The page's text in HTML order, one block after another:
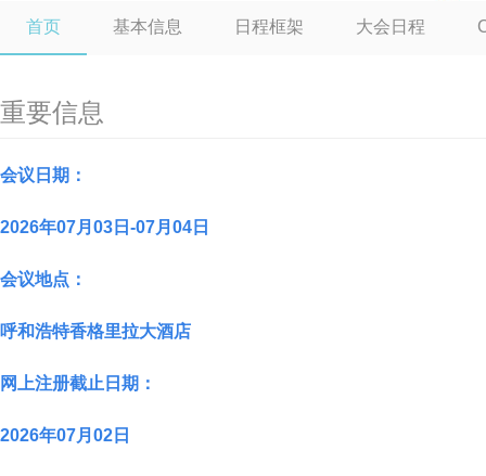
首页 基本信息 日程框架 大会日程
重要信息
会议日期 ：
2026年07月03日-07月04日
会议地点 ：
呼和浩特香格里拉大酒店
网上注册截止日期 ：
2026年07月02日